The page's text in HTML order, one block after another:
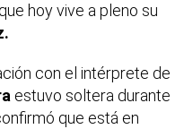
hoy vive a pleno su
con el intérprete de
estuvo soltera durante
que está en